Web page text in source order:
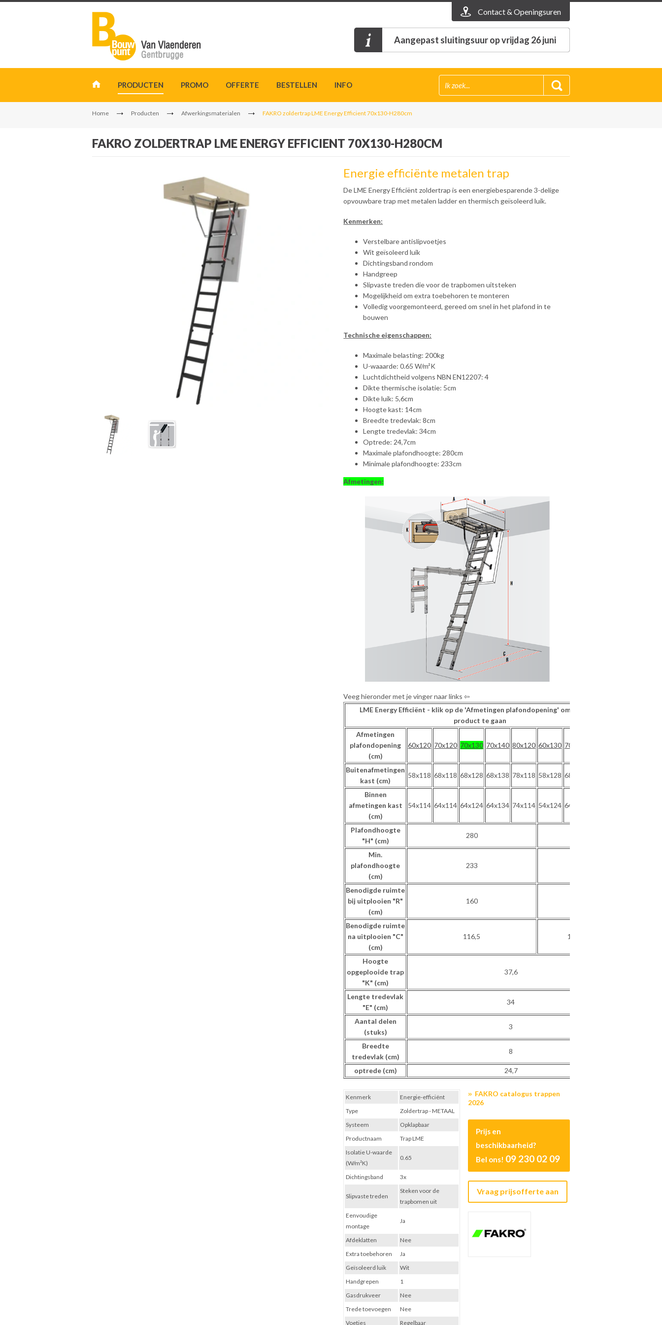
Contact & Openingsuren
Aangepast sluitingsuur op vrijdag 26 juni
PRODUCTEN PROMO OFFERTE BESTELLEN INFO
Home Producten Afwerkingsmaterialen FAKRO zoldertrap LME Energy Efficient 70x130-H280cm
FAKRO ZOLDERTRAP LME ENERGY EFFICIENT 70X130-H280CM
Energie efficiënte metalen trap
De LME Energy Efficiënt zoldertrap is een energiebesparende 3-delige
opvouwbare trap met metalen ladder en thermisch geïsoleerd luik.
Kenmerken:
Verstelbare antislipvoetjes
Wit geïsoleerd luik
Dichtingsband rondom
Handgreep
Slipvaste treden die voor de trapbomen uitsteken
Mogelijkheid om extra toebehoren te monteren
Volledig voorgemonteerd, gereed om snel in het plafond in te
bouwen
Technische eigenschappen:
Maximale belasting: 200kg
U-waaarde: 0.65 W/m²K
Luchtdichtheid volgens NBN EN12207: 4
Dikte thermische isolatie: 5cm
Dikte luik: 5,6cm
Hoogte kast: 14cm
Breedte tredevlak: 8cm
Lengte tredevlak: 34cm
Optrede: 24,7cm
Maximale plafondhoogte: 280cm
Minimale plafondhoogte: 233cm
Afmetingen:
Veeg hieronder met je vinger naar links ⇦
LME Energy Efficiënt - klik op de 'Afmetingen plafondopening' om naar het
product te gaan
Afmetingen
plafondopening
(cm)
60x120 70x120 70x130 70x140 80x120 60x130 70x130
Buitenafmetingen
kast (cm)
58x118 68x118 68x128 68x138 78x118 58x128 68x128
Binnen
afmetingen kast
(cm)
54x114 64x114 64x124 64x134 74x114 54x124 64x124
Plafondhoogte
"H" (cm)
280
Min.
plafondhoogte
(cm)
233
Benodigde ruimte
bij uitplooien "R"
(cm)
160
Benodigde ruimte
na uitplooien "C"
(cm)
116,5 124,5
Hoogte
opgeplooide trap
"K" (cm)
37,6
Lengte tredevlak
"E" (cm)
34
Aantal delen
(stuks)
3
Breedte
tredevlak (cm)
8
optrede (cm) 24,7
FAKRO catalogus trappen
2026
Prijs en
beschikbaarheid?
Bel ons! 09 230 02 09
Vraag prijsofferte aan
Kenmerk
Energie-efficiënt
Type
Zoldertrap - METAAL
Systeem
Opklapbaar
Productnaam
Trap LME
Isolatie U-waarde
(W/m²K)
0.65
Dichtingsband 3x
Slipvaste treden
Steken voor de
trapbomen uit
Eenvoudige
montage
Ja
Afdeklatten
Nee
Extra toebehoren
Ja
Geïsoleerd luik
Wit
Handgrepen
1
Gasdrukveer
Nee
Trede toevoegen
Nee
Voetjes
Regelbaar